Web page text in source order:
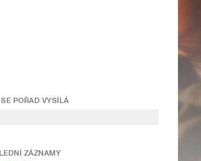
POŘAD VYSÍLÁ
ZÁZNAMY